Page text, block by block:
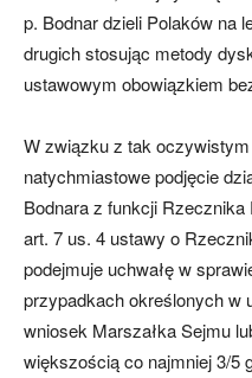
p. Bodnar dzieli Polaków na
drugich stosując metody
ustawowym obowiązkiem
W związku z tak
natychmiastowe podjęcie
Bodnara z funkcji
art. 7 us. 4 ustawy o
podejmuje uchwałę w
przypadkach określonych w
wniosek Marszałka Sejmu
większością co najmniej 3/5